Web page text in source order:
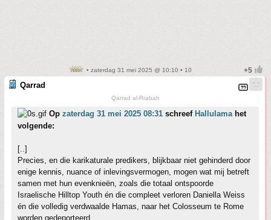
• zaterdag 31 mei 2025 @ 10:10 • 10
Qarrad
Qarrad al-Rrabah
Op zaterdag 31 mei 2025 08:31 schreef Hallulama het
volgende:
[..]
Precies, en die karikaturale predikers, blijkbaar niet gehinderd door
enige kennis, nuance of inlevingsvermogen, mogen wat mij betreft
samen met hun evenknieën, zoals die totaal ontspoorde
Israelische Hilltop Youth én die compleet verloren Daniella Weiss
én die volledig verdwaalde Hamas, naar het Colosseum te Rome
worden gedeporteerd.